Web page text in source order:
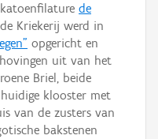
de
Kriekerij werd in
opgericht en
uit van het
Briel, beide
klooster met
van de zusters van
bakstenen